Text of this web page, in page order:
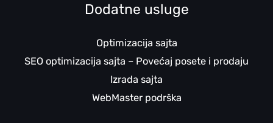
Dodatne usluge
Optimizacija sajta
SEO optimizacija sajta – Povećaj posete i prodaju
Izrada sajta
WebMaster podrška